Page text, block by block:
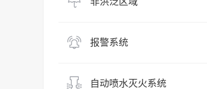
报警系统
自动喷水灭火系统